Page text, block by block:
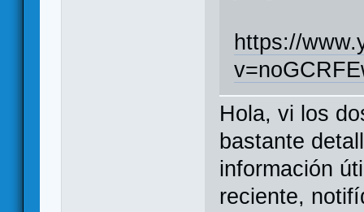
https://
Hola, vi los
bastante
información
reciente,